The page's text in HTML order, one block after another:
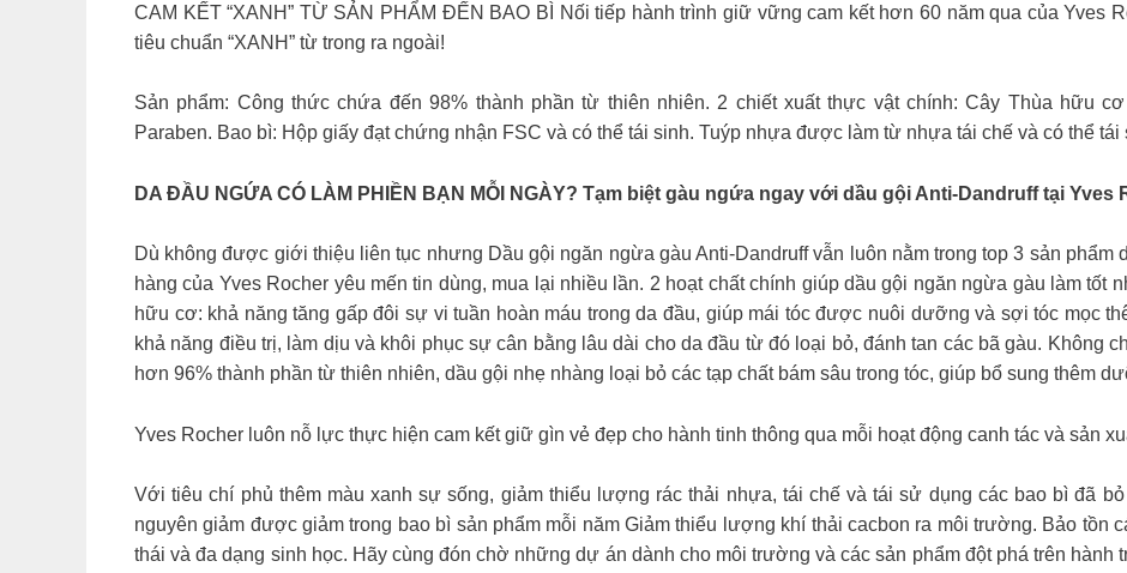
CAM KẾT “XANH” TỪ SẢN PHẨM ĐẾN BAO BÌ Nối tiếp hành trình giữ vững cam kết hơn 60 năm qua của Yves
tiêu chuẩn “XANH” từ trong ra ngoài!
Sản phẩm: Công thức chứa đến 98% thành phần từ thiên nhiên. 2 chiết xuất thực vật chính: Cây Thùa hữu
Paraben. Bao bì: Hộp giấy đạt chứng nhận FSC và có thể tái sinh. Tuýp nhựa được làm từ nhựa tái chế và có thể tái
DA ĐẦU NGỨA CÓ LÀM PHIỀN BẠN MỖI NGÀY? Tạm biệt gàu ngứa ngay với dầu gội Anti-Dandruff tại Yves
Dù không được giới thiệu liên tục nhưng Dầu gội ngăn ngừa gàu Anti-Dandruff vẫn luôn nằm trong top 3 sản phẩm
hàng của Yves Rocher yêu mến tin dùng, mua lại nhiều lần. 2 hoạt chất chính giúp dầu gội ngăn ngừa gàu làm tốt
hữu cơ: khả năng tăng gấp đôi sự vi tuần hoàn máu trong da đầu, giúp mái tóc được nuôi dưỡng và sợi tóc mọc
khả năng điều trị, làm dịu và khôi phục sự cân bằng lâu dài cho da đầu từ đó loại bỏ, đánh tan các bã gàu. Không
hơn 96% thành phần từ thiên nhiên, dầu gội nhẹ nhàng loại bỏ các tạp chất bám sâu trong tóc, giúp bổ sung thêm
Yves Rocher luôn nỗ lực thực hiện cam kết giữ gìn vẻ đẹp cho hành tinh thông qua mỗi hoạt động canh tác và sản
Với tiêu chí phủ thêm màu xanh sự sống, giảm thiểu lượng rác thải nhựa, tái chế và tái sử dụng các bao bì đã
nguyên giảm được giảm trong bao bì sản phẩm mỗi năm Giảm thiểu lượng khí thải cacbon ra môi trường. Bảo tồn
thái và đa dạng sinh học. Hãy cùng đón chờ những dự án dành cho môi trường và các sản phẩm đột phá trên